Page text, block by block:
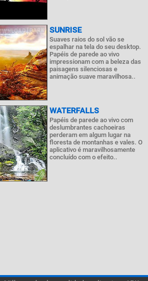
SUNRISE
Suaves raios do sol vão se
espalhar na tela do seu desktop.
Papéis de parede ao vivo
impressionam com a beleza das
paisagens silenciosas e
animação suave maravilhosa..
WATERFALLS
Papéis de parede ao vivo com
deslumbrantes cachoeiras
perderam em algum lugar na
floresta de montanhas e vales. O
aplicativo é maravilhosamente
concluído com o efeito..